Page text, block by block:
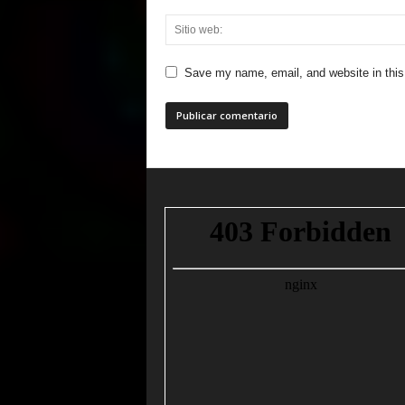
Save my name, email, and website in